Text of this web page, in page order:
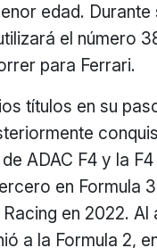
edad. Durante
el número
para Ferrari.
títulos en su
ADAC F4 y la F4
en Formula
en 2022. Al
a la Formula 2,